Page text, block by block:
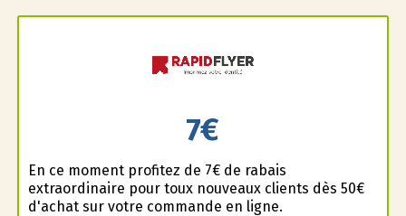
7€
En ce moment profitez de 7€ de rabais
extraordinaire pour toux nouveaux clients dès 50€
d'achat sur votre commande en ligne.